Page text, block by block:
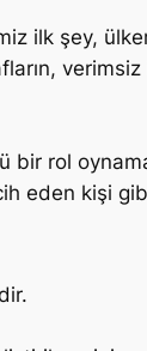
ilk şey,
bir rol
eden kişi